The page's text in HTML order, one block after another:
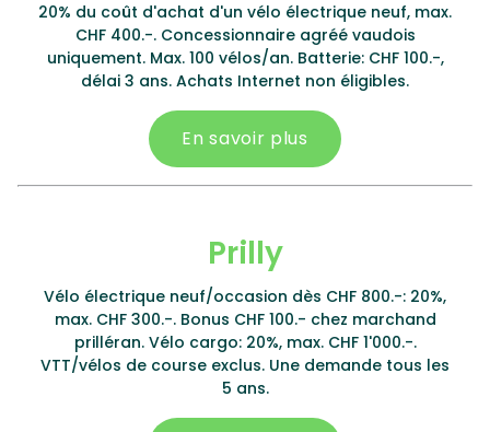
20% du coût d'achat d'un vélo électrique neuf, max.
CHF 400.-. Concessionnaire agréé vaudois
uniquement. Max. 100 vélos/an. Batterie: CHF 100.-,
délai 3 ans. Achats Internet non éligibles.
En savoir plus
Prilly
Vélo électrique neuf/occasion dès CHF 800.-: 20%,
max. CHF 300.-. Bonus CHF 100.- chez marchand
prilléran. Vélo cargo: 20%, max. CHF 1'000.-.
VTT/vélos de course exclus. Une demande tous les
5 ans.